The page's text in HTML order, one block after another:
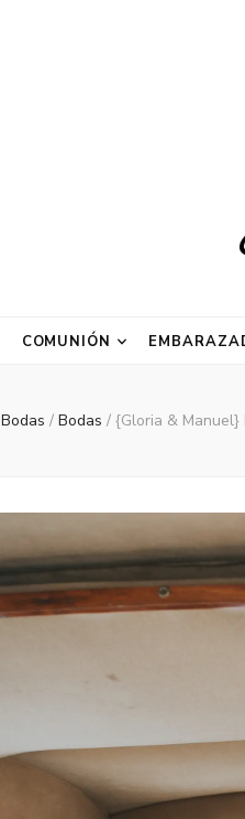
COMUNIÓN
Bodas / Bodas / {Gloria &